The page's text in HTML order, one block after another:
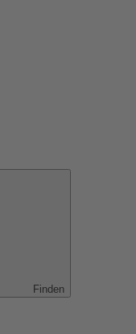
Finden